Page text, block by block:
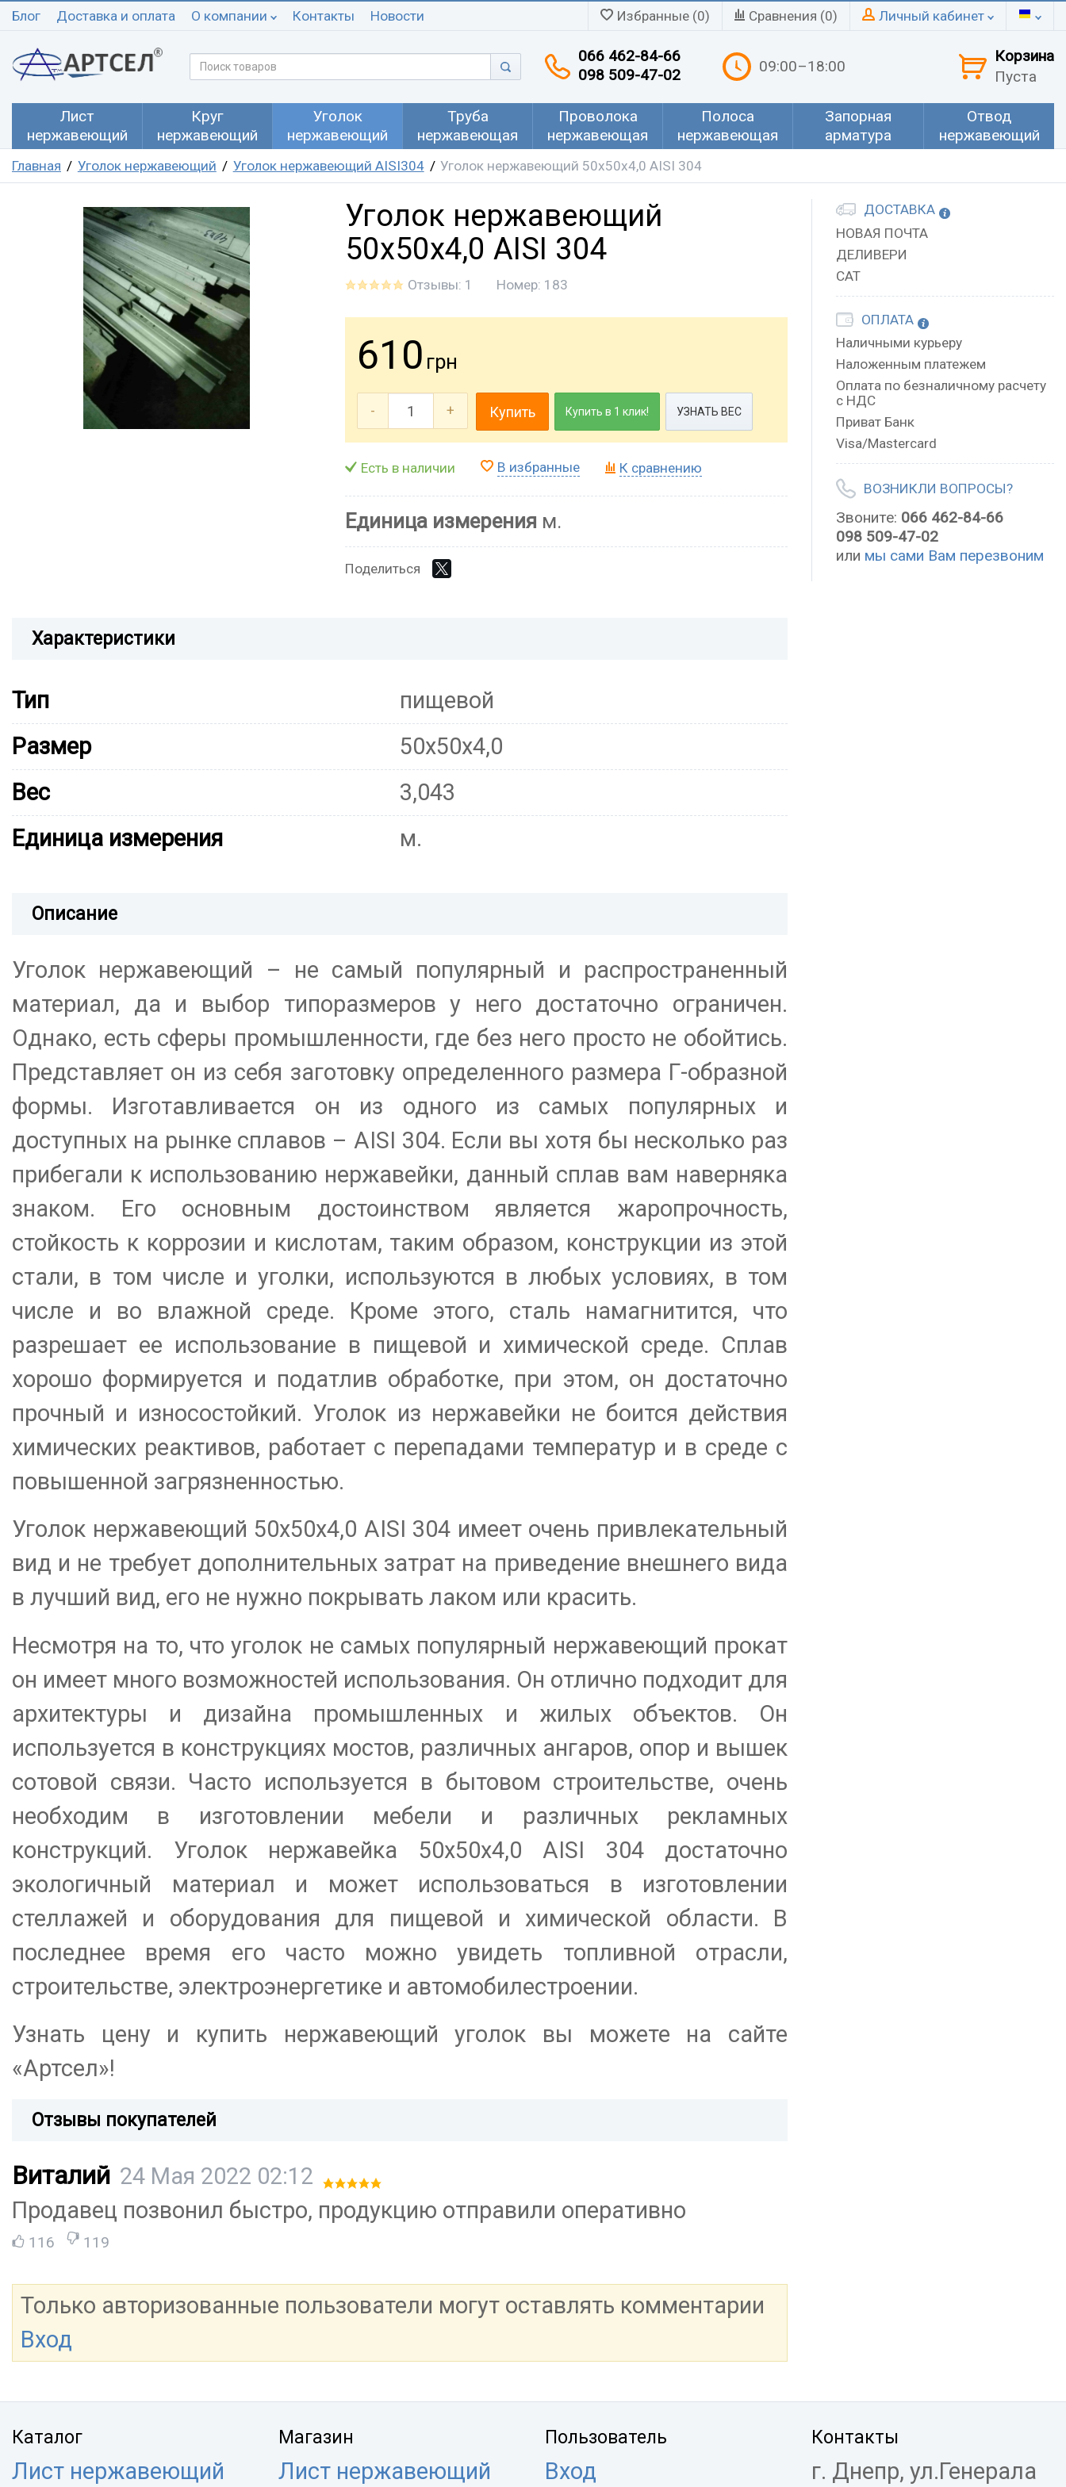
Блог Доставка и оплата О компании Контакты Новости Избранные (0) Сравнения (0) Личный кабинет
066 462-84-66
098 509-47-02
09:00–18:00
Корзина
Пуста
Лист
нержавеющий
Круг
нержавеющий
Уголок
нержавеющий
Труба
нержавеющая
Проволока
нержавеющая
Полоса
нержавеющая
Запорная
арматура
Отвод
нержавеющий
Главная Уголок нержавеющий Уголок нержавеющий AISI304 Уголок нержавеющий 50х50х4,0 AISI 304
Уголок нержавеющий
50х50х4,0 AISI 304
Отзывы: 1 Номер: 183
610 грн
- + Купить Купить в 1 клик! УЗНАТЬ ВЕС
Есть в наличии В избранные К сравнению
Единица измерения м.
Поделиться
Характеристики
Тип
пищевой
Размер
50х50х4,0
Вес
3,043
Единица измерения
м.
Описание
Уголок нержавеющий – не самый популярный и распространенный
материал, да и выбор типоразмеров у него достаточно ограничен.
Однако, есть сферы промышленности, где без него просто не обойтись.
Представляет он из себя заготовку определенного размера Г-образной
формы. Изготавливается он из одного из самых популярных и
доступных на рынке сплавов – AISI 304. Если вы хотя бы несколько раз
прибегали к использованию нержавейки, данный сплав вам наверняка
знаком. Его основным достоинством является жаропрочность,
стойкость к коррозии и кислотам, таким образом, конструкции из этой
стали, в том числе и уголки, используются в любых условиях, в том
числе и во влажной среде. Кроме этого, сталь намагнитится, что
разрешает ее использование в пищевой и химической среде. Сплав
хорошо формируется и податлив обработке, при этом, он достаточно
прочный и износостойкий. Уголок из нержавейки не боится действия
химических реактивов, работает с перепадами температур и в среде с
повышенной загрязненностью.
Уголок нержавеющий 50х50х4,0 AISI 304 имеет очень привлекательный
вид и не требует дополнительных затрат на приведение внешнего вида
в лучший вид, его не нужно покрывать лаком или красить.
Несмотря на то, что уголок не самых популярный нержавеющий прокат
он имеет много возможностей использования. Он отлично подходит для
архитектуры и дизайна промышленных и жилых объектов. Он
используется в конструкциях мостов, различных ангаров, опор и вышек
сотовой связи. Часто используется в бытовом строительстве, очень
необходим в изготовлении мебели и различных рекламных
конструкций. Уголок нержавейка 50х50х4,0 AISI 304 достаточно
экологичный материал и может использоваться в изготовлении
стеллажей и оборудования для пищевой и химической области. В
последнее время его часто можно увидеть топливной отрасли,
строительстве, электроэнергетике и автомобилестроении.
Узнать цену и купить нержавеющий уголок вы можете на сайте
«Артсел»!
Отзывы покупателей
Виталий 24 Мая 2022 02:12
Продавец позвонил быстро, продукцию отправили оперативно
116 119
Только авторизованные пользователи могут оставлять комментарии
Вход
ДОСТАВКА
НОВАЯ ПОЧТА
ДЕЛИВЕРИ
САТ
ОПЛАТА
Наличными курьеру
Наложенным платежем
Оплата по безналичному расчету
с НДС
Приват Банк
Visa/Mastercard
ВОЗНИКЛИ ВОПРОСЫ?
Звоните: 066 462-84-66
098 509-47-02
или мы сами Вам перезвоним
Каталог
Лист нержавеющий
Магазин
Лист нержавеющий
Пользователь
Вход
Контакты
г. Днепр, ул.Генерала